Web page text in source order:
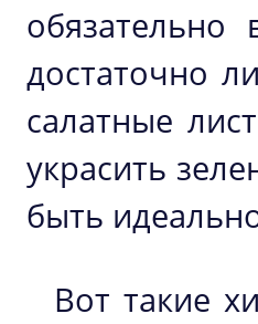
обязательно
достаточно
салатные
украсить
быть
Вот такие